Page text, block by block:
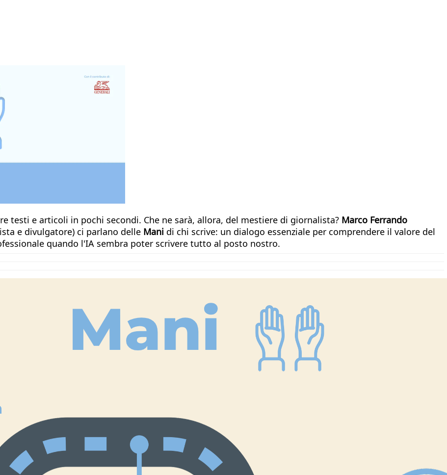
testi e articoli in pochi secondi. Che ne sarà, allora, del mestiere di giornalista? Marco Ferrando
e divulgatore) ci parlano delle Mani di chi scrive: un dialogo essenziale per comprendere il valore del
quando l'IA sembra poter scrivere tutto al posto nostro.